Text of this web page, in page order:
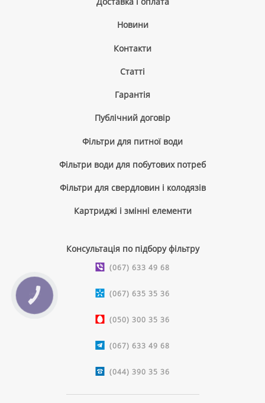
Новини
Контакти
Cтатті
Гарантія
Публічний договір
Фільтри для питної води
Фільтри води для побутових потреб
Фільтри для свердловин і колодязів
Картриджі і змінні елементи
Консультація по підбору фільтру
(067) 633 49 68
(067) 635 35 36
(050) 300 35 36
(067) 633 49 68
(044) 390 35 36
КНОПКА
ЗВ'ЯЗКУ